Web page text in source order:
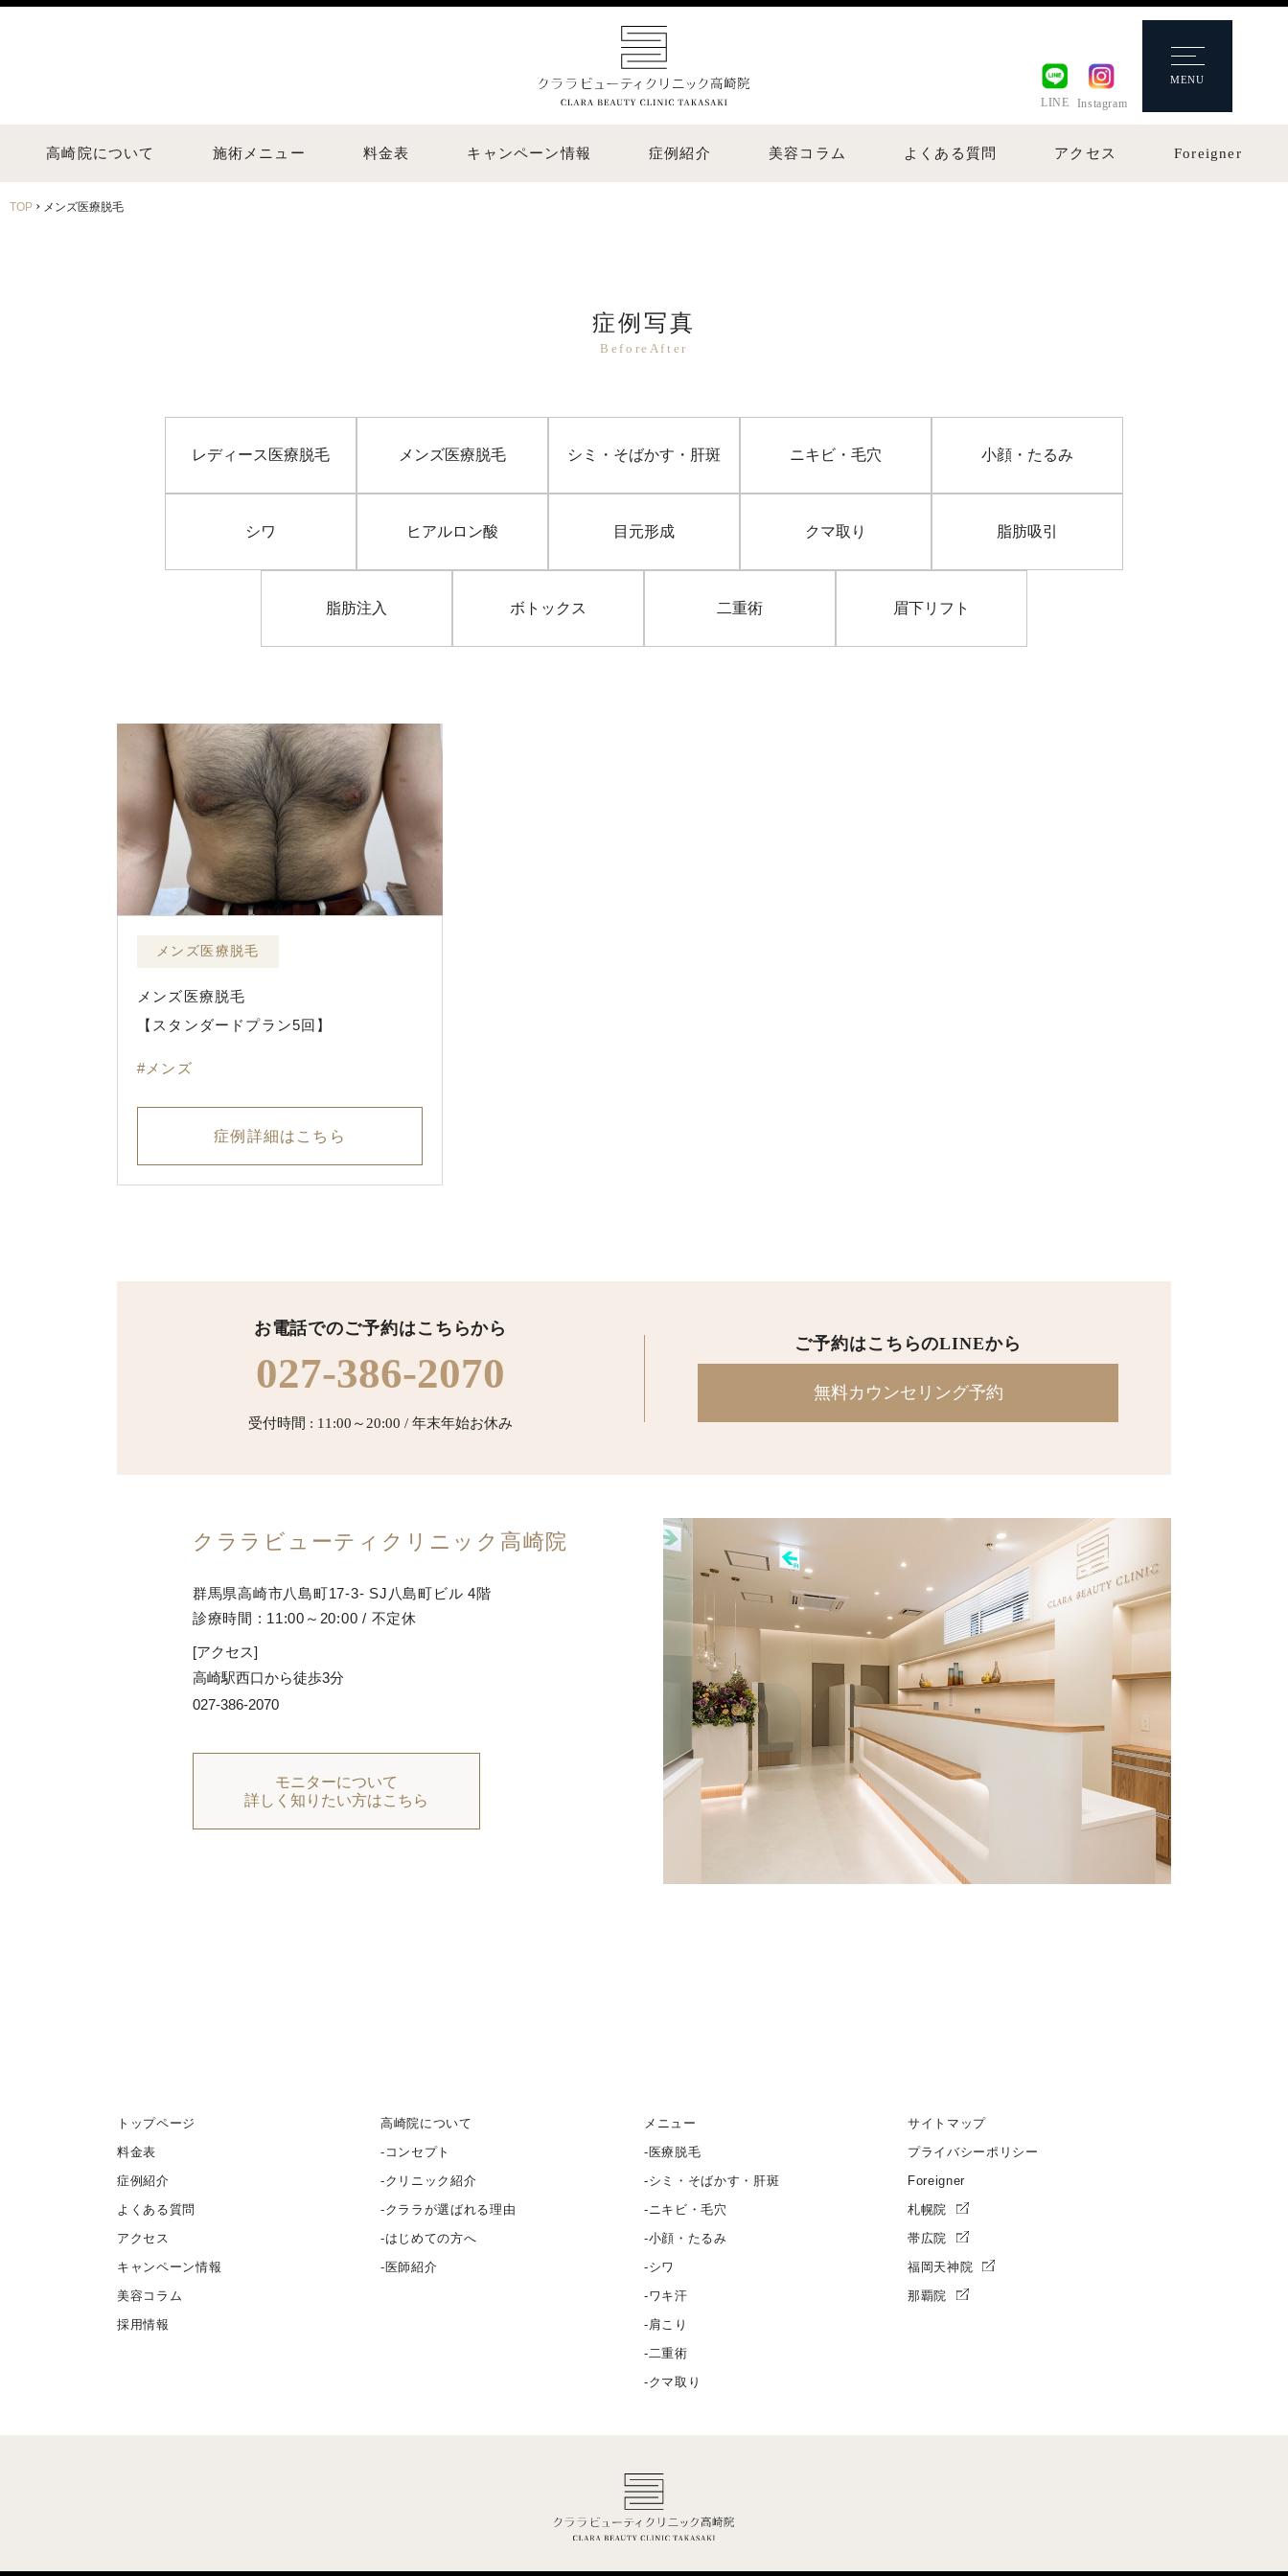
LINE Instagram
MENU
高崎院について 施術メニュー 料金表 キャンペーン情報 症例紹介 美容コラム よくある質問 アクセス Foreigner
TOP › メンズ医療脱毛
症例写真
BeforeAfter
レディース医療脱毛 メンズ医療脱毛 シミ・そばかす・肝斑 ニキビ・毛穴 小顔・たるみ
シワ ヒアルロン酸 目元形成 クマ取り 脂肪吸引
脂肪注入 ボトックス 二重術 眉下リフト
メンズ医療脱毛
メンズ医療脱毛
【スタンダードプラン5回】
メンズ
症例詳細はこちら
お電話でのご予約はこちらから
027-386-2070
受付時間 : 11:00～20:00 / 年末年始お休み
ご予約は こちらのLINEから
無料カウンセリング予約
クララビューティクリニック 高崎院
群馬県高崎市八島町17-3- SJ八島町ビル 4階
診療時間 : 11:00～20:00 / 不定休
[アクセス]
高崎駅西口から徒歩3分
027-386-2070
モニターについて
詳しく知りたい方はこちら
トップページ
料金表
症例紹介
よくある質問
アクセス
キャンペーン情報
美容コラム
採用情報
高崎院について
コンセプト
クリニック紹介
クララが選ばれる理由
はじめての方へ
医師紹介
メニュー
医療脱毛
シミ・そばかす・肝斑
ニキビ・毛穴
小顔・たるみ
シワ
ワキ汗
肩こり
二重術
クマ取り
サイトマップ
プライバシーポリシー
Foreigner
札幌院
帯広院
福岡天神院
那覇院